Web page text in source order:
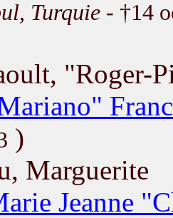
Turquie - †14
"Roger-
)
Marguerite
Jeanne